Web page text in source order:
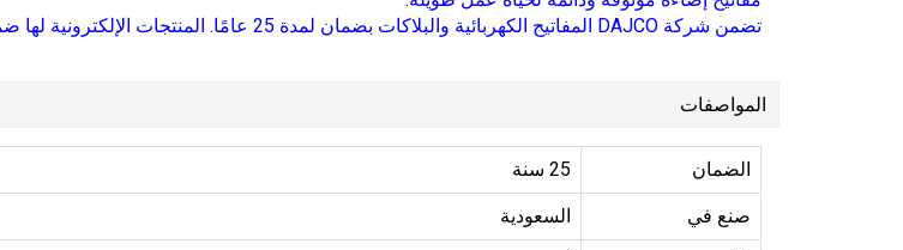
تضمن شركة DAJCO المفاتيح الكهربائية والبلاكات بضمان لمدة 25 عامًا. المنتجات الإلكترونية لها ضمان لمدة 5 سنوات.
المواصفات
الضمان 25 سنة
صنع في السعودية